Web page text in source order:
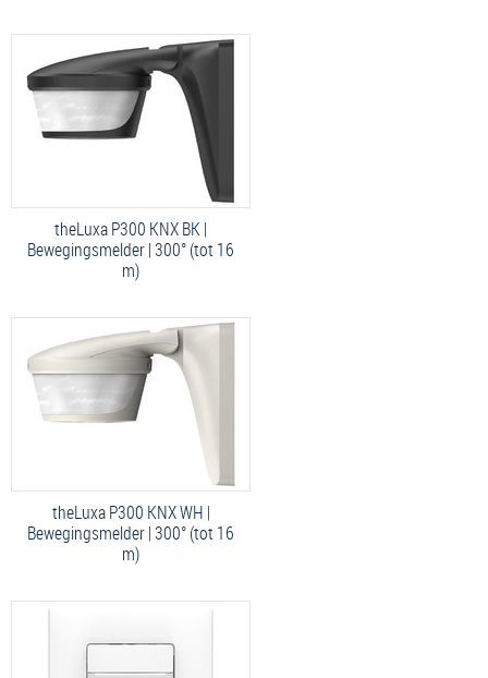
theLuxa P300 KNX BK |
Bewegingsmelder | 300° (tot 16
m)
theLuxa P300 KNX WH |
Bewegingsmelder | 300° (tot 16
m)